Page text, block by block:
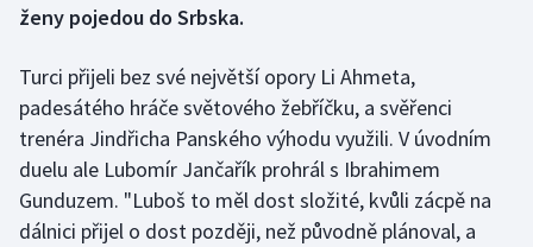
Futsal
Golf
Gymnastika
ženy pojedou do Srbska.
Turci přijeli bez své největší opory Li Ahmeta,
padesátého hráče světového žebříčku, a svěřenci
trenéra Jindřicha Panského výhodu využili. V úvodním
duelu ale Lubomír Jančařík prohrál s Ibrahimem
Gunduzem. "Luboš to měl dost složité, kvůli zácpě na
dálnici přijel o dost později, než původně plánoval, a